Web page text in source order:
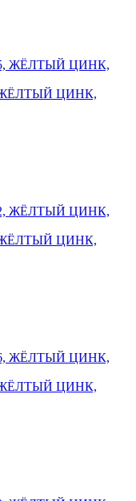
ЖЁЛТЫЙ ЦИНК,
ЖЁЛТЫЙ ЦИНК,
ЖЁЛТЫЙ ЦИНК,